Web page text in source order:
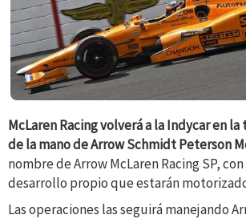
McLaren Racing volverá a la Indycar en
de la mano de Arrow Schmidt Peterson
nombre de Arrow McLaren Racing SP,
desarrollo propio que estarán
Las operaciones las seguirá manejando